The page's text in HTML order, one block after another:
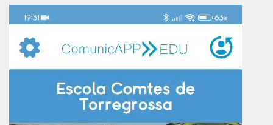
de
vídeo